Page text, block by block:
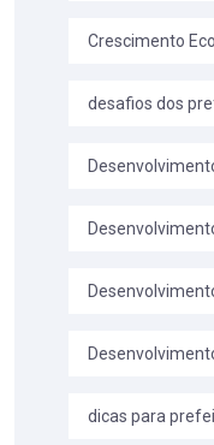
Crescimento
desafios dos
dicas para